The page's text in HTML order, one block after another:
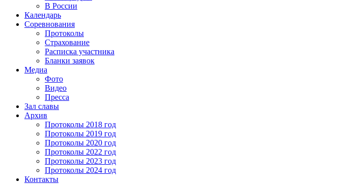
В России
Календарь
Соревнования
Протоколы
Страхование
Расписка участника
Бланки заявок
Медиа
Фото
Видео
Пресса
Зал славы
Архив
Протоколы 2018 год
Протоколы 2019 год
Протоколы 2020 год
Протоколы 2022 год
Протоколы 2023 год
Протоколы 2024 год
Контакты